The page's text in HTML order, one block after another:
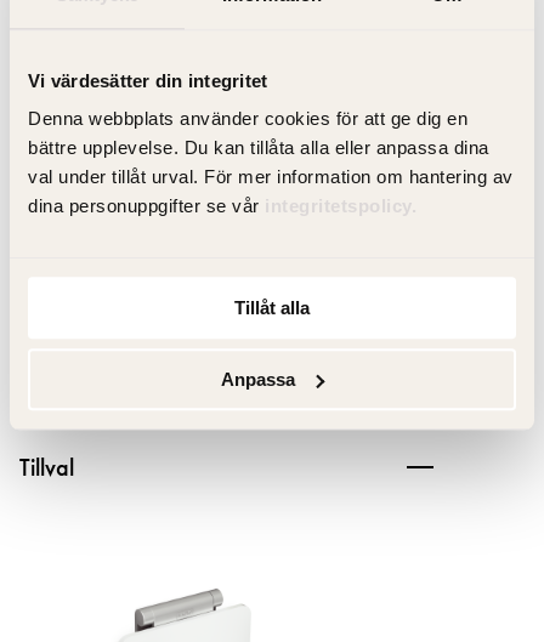
Vi värdesätter din integritet
Denna webbplats använder cookies för att ge dig en
bättre upplevelse. Du kan tillåta alla eller anpassa dina
val under tillåt urval. För mer information om hantering av
dina personuppgifter se vår integritetspolicy.
Tillåt alla
Anpassa
Produktbeskrivning
Dokument
Tillval